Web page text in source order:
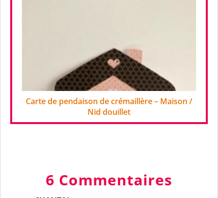
Carte de pendaison de crémaillère – Maison /
Nid douillet
6 Commentaires